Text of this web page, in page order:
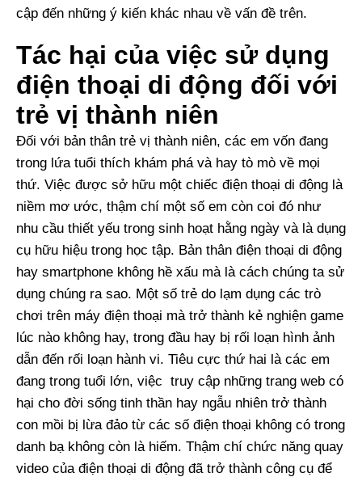
cập đến những ý kiến khác nhau về vấn đề trên.
Tác hại của việc sử dụng
điện thoại di động đối với
trẻ vị thành niên
Đối với bản thân trẻ vị thành niên, các em vốn đang
trong lứa tuổi thích khám phá và hay tò mò về mọi
thứ. Việc được sở hữu một chiếc điện thoại di động là
niềm mơ ước, thậm chí một số em còn coi đó như
nhu cầu thiết yếu trong sinh hoạt hằng ngày và là dụng
cụ hữu hiệu trong học tập. Bản thân điện thoại di động
hay smartphone không hề xấu mà là cách chúng ta sử
dụng chúng ra sao. Một số trẻ do lạm dụng các trò
chơi trên máy điện thoại mà trở thành kẻ nghiện game
lúc nào không hay, trong đầu hay bị rối loạn hình ảnh
dẫn đến rối loạn hành vi. Tiêu cực thứ hai là các em
đang trong tuổi lớn, việc truy cập những trang web có
hại cho đời sống tinh thần hay ngẫu nhiên trở thành
con mồi bị lừa đảo từ các số điện thoại không có trong
danh bạ không còn là hiếm. Thậm chí chức năng quay
video của điện thoại di động đã trở thành công cụ để